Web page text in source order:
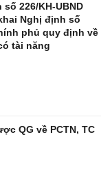
226/KH-UBND
Nghị định số
phủ quy định về
tài năng
QG về PCTN, TC